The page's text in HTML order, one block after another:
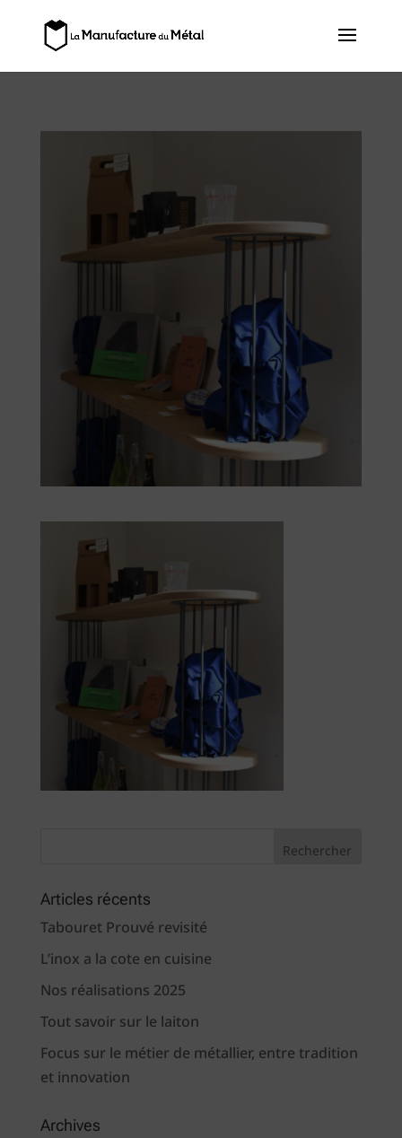
Articles récents
Tabouret Prouvé revisité
L’inox a la cote en cuisine
Nos réalisations 2025
Tout savoir sur le laiton
Focus sur le métier de métallier, entre tradition
et innovation
Archives